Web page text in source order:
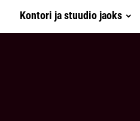
Kontori ja stuudio jaoks